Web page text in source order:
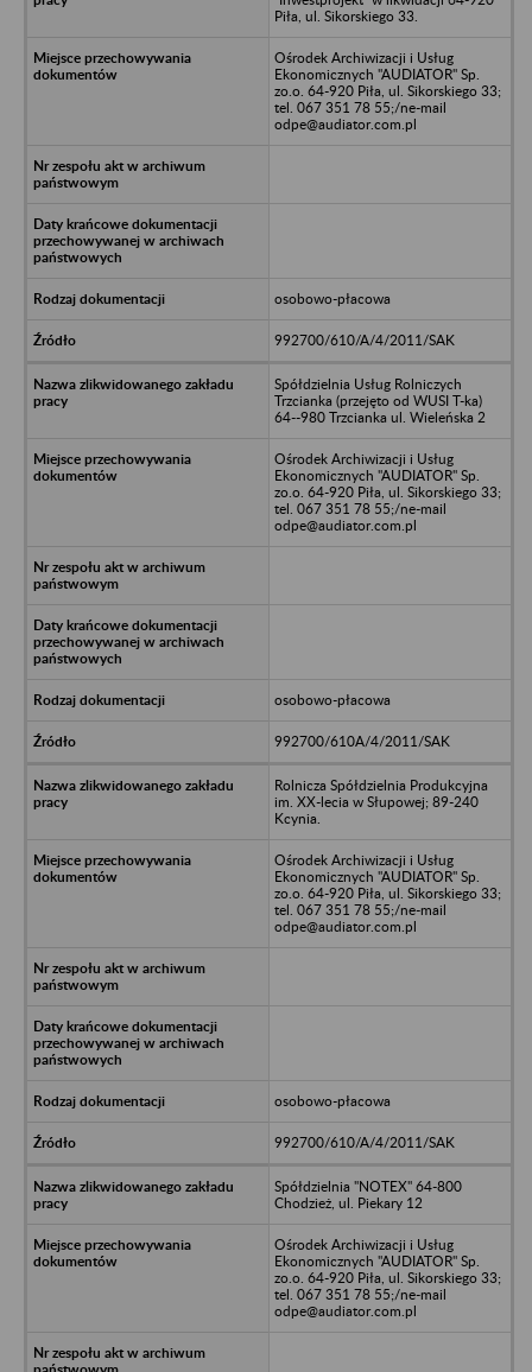
Piła, ul. Sikorskiego 33.
Ośrodek Archiwizacji i Usług
Ekonomicznych "AUDIATOR" Sp.
zo.o. 64-920 Piła, ul. Sikorskiego 33;
tel. 067 351 78 55;/ne-mail
odpe@audiator.com.pl
osobowo-płacowa
992700/610/A/4/2011/SAK
Spółdzielnia Usług Rolniczych
Trzcianka (przejęto od WUSI T-ka)
64--980 Trzcianka ul. Wieleńska 2
Ośrodek Archiwizacji i Usług
Ekonomicznych "AUDIATOR" Sp.
zo.o. 64-920 Piła, ul. Sikorskiego 33;
tel. 067 351 78 55;/ne-mail
odpe@audiator.com.pl
osobowo-płacowa
992700/610A/4/2011/SAK
Rolnicza Spółdzielnia Produkcyjna
im. XX-lecia w Słupowej; 89-240
Kcynia.
Ośrodek Archiwizacji i Usług
Ekonomicznych "AUDIATOR" Sp.
zo.o. 64-920 Piła, ul. Sikorskiego 33;
tel. 067 351 78 55;/ne-mail
odpe@audiator.com.pl
osobowo-płacowa
992700/610/A/4/2011/SAK
Spółdzielnia "NOTEX" 64-800
Chodzież, ul. Piekary 12
Ośrodek Archiwizacji i Usług
Ekonomicznych "AUDIATOR" Sp.
zo.o. 64-920 Piła, ul. Sikorskiego 33;
tel. 067 351 78 55;/ne-mail
odpe@audiator.com.pl